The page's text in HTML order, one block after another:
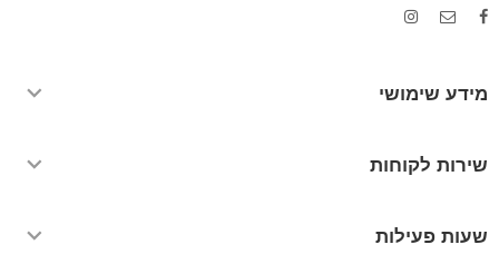
מידע שימושי
שירות לקוחות
שעות פעילות